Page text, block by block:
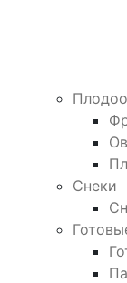
Снеки